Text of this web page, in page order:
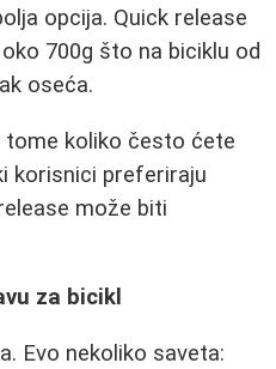
opcija. Quick release
700g što na biciklu od
oseća.
tome koliko često ćete
korisnici preferiraju
može biti
za bicikl
Evo nekoliko saveta: